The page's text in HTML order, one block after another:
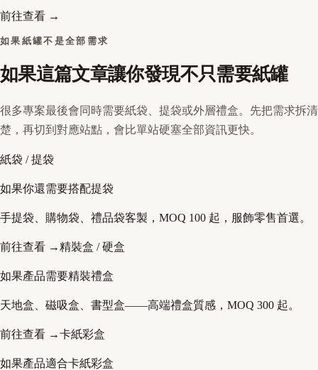
前往查看 →
如果紙罐不是全部需求
如果這篇文章讓你發現不只需要紙罐
很多專案最後會同時需要紙袋、提袋或外層禮盒。先把需求拆清
楚，再切到對應站點，會比單站硬塞全部資訊更快。
紙袋 / 提袋
如果你還需要搭配提袋
手提袋、購物袋、禮品袋客製，MOQ 100 起，服飾零售首選。
前往查看 →精裝盒 / 硬盒
如果產品需要精裝禮盒
天地盒、磁吸盒、書型盒——高端禮盒質感，MOQ 300 起。
前往查看 →卡紙彩盒
如果產品適合卡紙彩盒